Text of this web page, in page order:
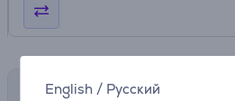
English / Русский
Pristatymo būdai